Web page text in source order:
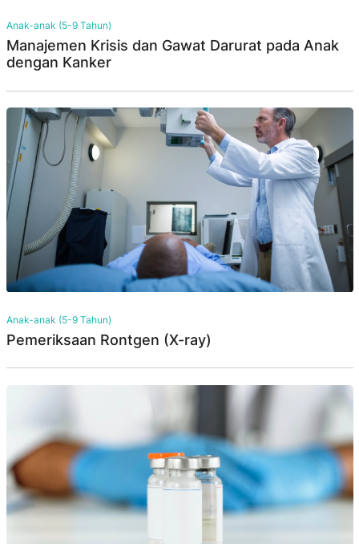
Anak-anak (5-9 Tahun)
Manajemen Krisis dan Gawat Darurat pada Anak
dengan Kanker
Anak-anak (5-9 Tahun)
Pemeriksaan Rontgen (X-ray)